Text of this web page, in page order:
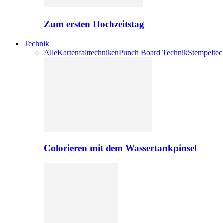
Zum ersten Hochzeitstag
Technik
AlleKartenfalttechnikenPunch Board Technik
Colorieren mit dem Wassertankpinsel